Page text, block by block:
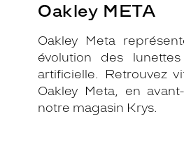
Oakley META
Oakley Meta
évolution des
artificielle. Retrouvez
Oakley Meta, en
notre magasin Krys.